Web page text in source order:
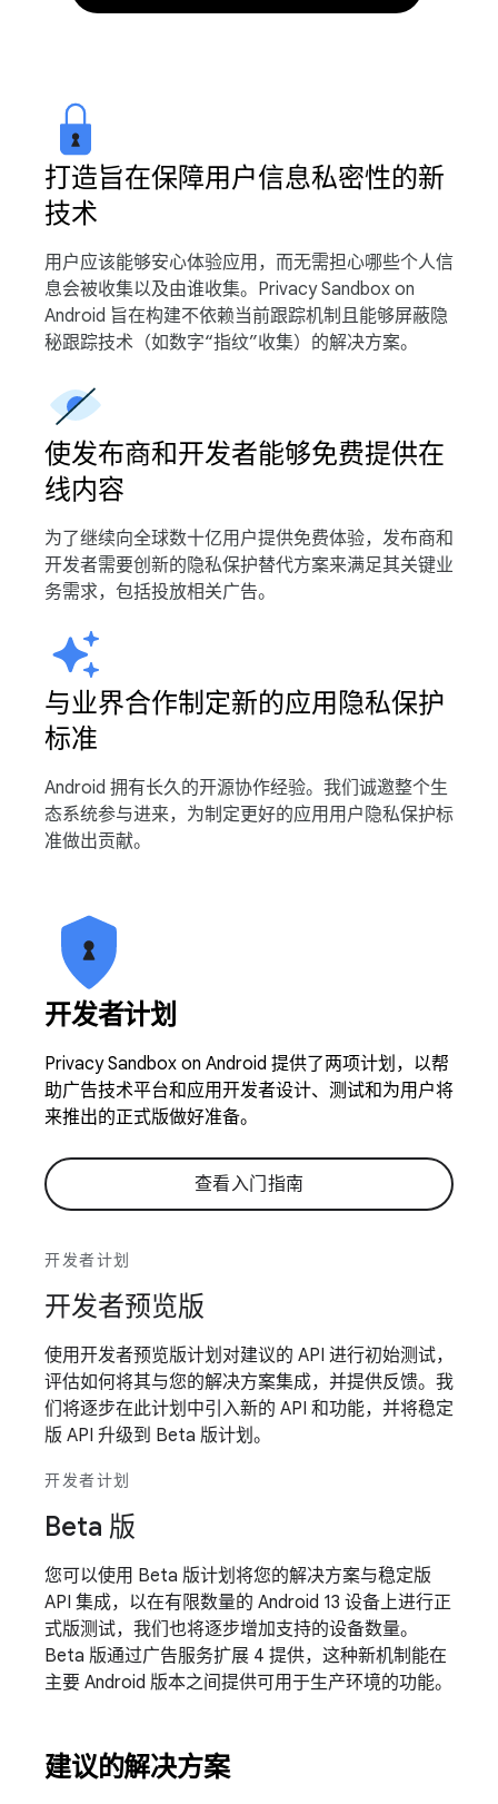
打造旨在保障用户信息私密性的新
技术
用户应该能够安心体验应用，而无需担心哪些个人信
息会被收集以及由谁收集。Privacy Sandbox on
Android 旨在构建不依赖当前跟踪机制且能够屏蔽隐
秘跟踪技术（如数字“指纹”收集）的解决方案。
使发布商和开发者能够免费提供在
线内容
为了继续向全球数十亿用户提供免费体验，发布商和
开发者需要创新的隐私保护替代方案来满足其关键业
务需求，包括投放相关广告。
与业界合作制定新的应用隐私保护
标准
Android 拥有长久的开源协作经验。我们诚邀整个生
态系统参与进来，为制定更好的应用用户隐私保护标
准做出贡献。
开发者计划
Privacy Sandbox on Android 提供了两项计划，以帮
助广告技术平台和应用开发者设计、测试和为用户将
来推出的正式版做好准备。
查看入门指南
开发者计划
开发者预览版
使用开发者预览版计划对建议的 API 进行初始测试，
评估如何将其与您的解决方案集成，并提供反馈。我
们将逐步在此计划中引入新的 API 和功能，并将稳定
版 API 升级到 Beta 版计划。
开发者计划
Beta 版
您可以使用 Beta 版计划将您的解决方案与稳定版
API 集成，以在有限数量的 Android 13 设备上进行正
式版测试，我们也将逐步增加支持的设备数量。
Beta 版通过广告服务扩展 4 提供，这种新机制能在
主要 Android 版本之间提供可用于生产环境的功能。
建议的解决方案